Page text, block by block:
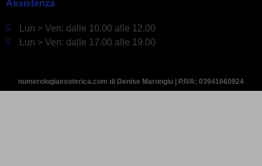
Assistenza
Lun > Ven: dalle 10.00 alle 12.00
Lun > Ven: dalle 17.00 alle 19.00
numerologiaesoterica.com di Denise Marongiu | P.IVA: 03941660924